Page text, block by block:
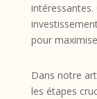
pour
Dans notre
les étapes